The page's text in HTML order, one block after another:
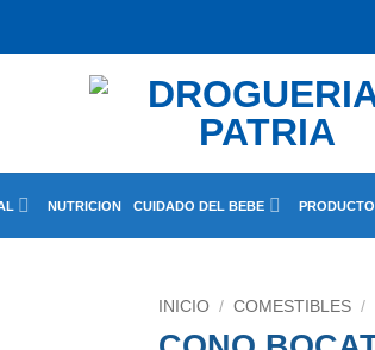
NUTRICION CUIDADO DEL BEBE
INICIO / COMESTIBLES /